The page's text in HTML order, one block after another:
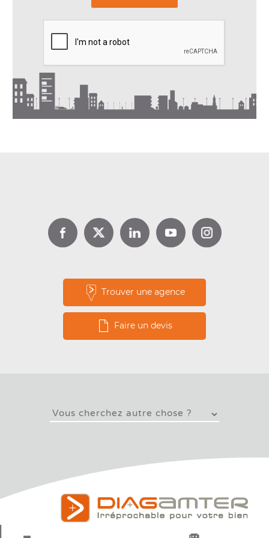
demain ?
Trouver une agence
Faire un devis